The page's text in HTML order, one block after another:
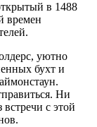
в 1488
времен
уютно
бухт и
Ни
с этой